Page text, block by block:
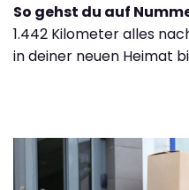
So gehst du auf
1.442 Kilometer alles
in deiner neuen Heimat